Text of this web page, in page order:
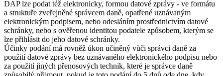
DAP lze podat též elektronicky, formou datové zprávy - ve formátu
a struktuře zveřejněné správcem daně, opatřené uznávaným
elektronickým podpisem, nebo odesláním prostřednictvím datové
schránky, nebo s ověřenou identitou podatele způsobem, kterým se
lze přihlásit do jeho datové schránky.
Účinky podání má rovněž úkon učiněný vůči správci daně za
použití datové zprávy bez uznávaného elektronického podpisu nebo
za použití jiných přenosových technik, které je správce daně